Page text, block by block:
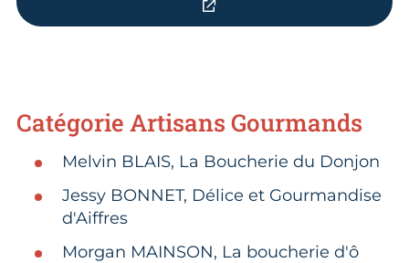
Catégorie Artisans Gourmands
Melvin BLAIS, La Boucherie du Donjon ​
Jessy BONNET, Délice et Gourmandise
d'Aiffres
Morgan MAINSON, La boucherie d'ô